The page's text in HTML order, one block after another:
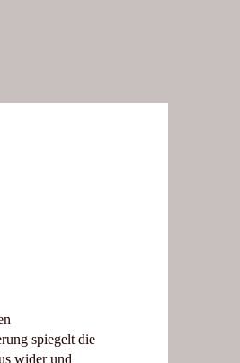
spiegelt die
wider und